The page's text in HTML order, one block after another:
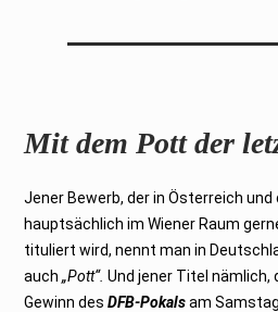
Mit dem Pott der
Jener Bewerb, der in Österreich und
hauptsächlich im Wiener Raum
tituliert wird, nennt man in
auch„Pott“. Und jener Titel nämlich,
Gewinn desDFB-Pokalsam